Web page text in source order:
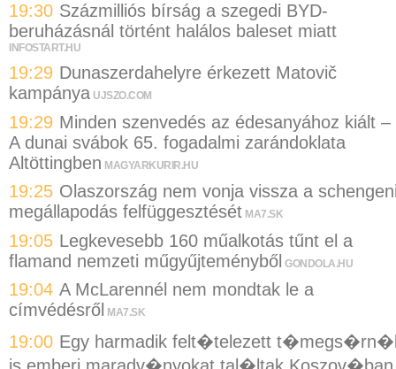
19:30 Százmilliós bírság a szegedi BYD-
beruházásnál történt halálos baleset miatt
INFOSTART.HU
19:29 Dunaszerdahelyre érkezett Matovič
kampánya UJSZO.COM
19:29 Minden szenvedés az édesanyához kiált –
A dunai svábok 65. fogadalmi zarándoklata
Altöttingben MAGYARKURIR.HU
19:25 Olaszország nem vonja vissza a
megállapodás felfüggesztését MA7.SK
19:05 Legkevesebb 160 műalkotás tűnt el a
flamand nemzeti műgyűjteményből GONDOLA.HU
19:04 A McLarennél nem mondtak le a
címvédésről
MA7.SK
19:00 Egy harmadik felt�telezett